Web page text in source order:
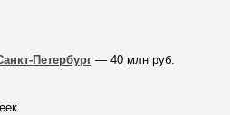
Петербург — 40 млн руб.